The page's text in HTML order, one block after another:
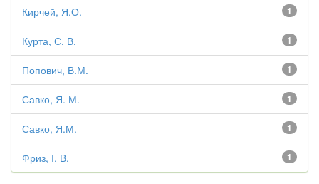
1
Кирчей, Я.О.
1
Курта, С. В.
1
Попович, В.М.
1
Савко, Я. М.
1
Савко, Я.М.
1
Фриз, І. В.